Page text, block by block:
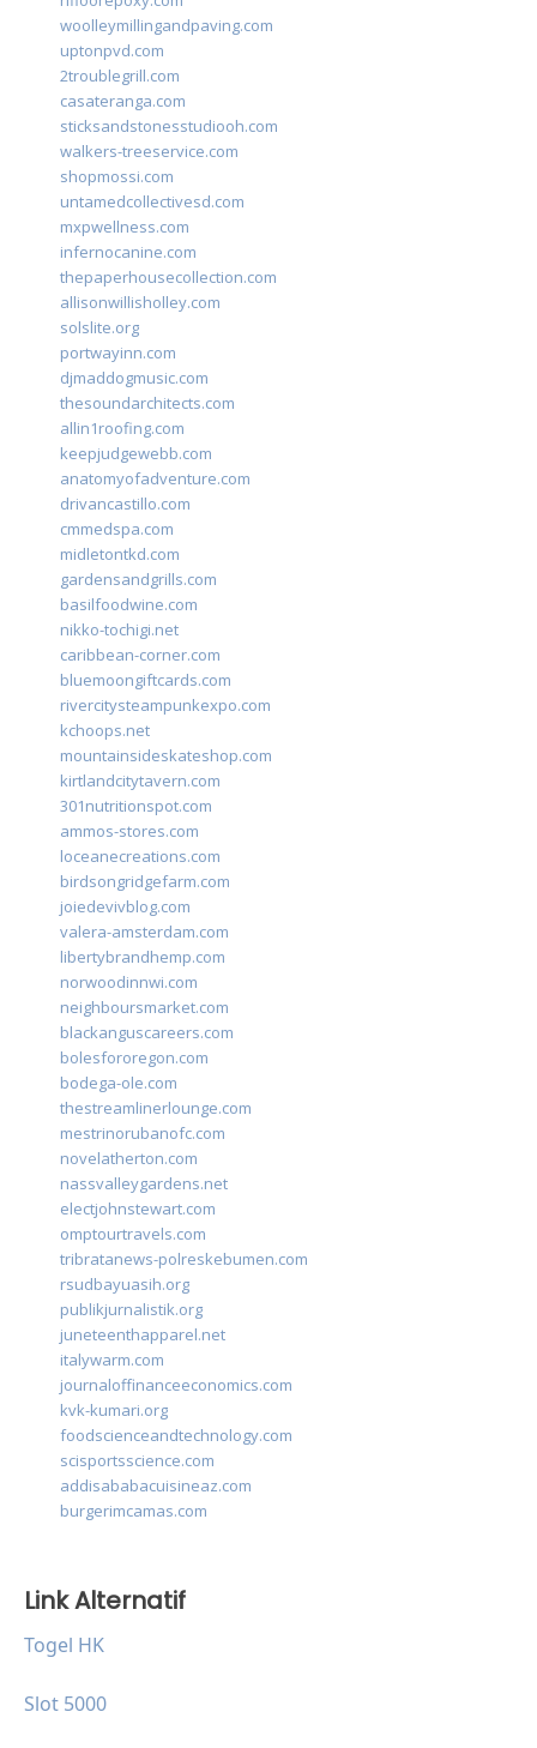
woolleymillingandpaving.com
uptonpvd.com
2troublegrill.com
casateranga.com
sticksandstonesstudiooh.com
walkers-treeservice.com
shopmossi.com
untamedcollectivesd.com
mxpwellness.com
infernocanine.com
thepaperhousecollection.com
allisonwillisholley.com
solslite.org
portwayinn.com
djmaddogmusic.com
thesoundarchitects.com
allin1roofing.com
keepjudgewebb.com
anatomyofadventure.com
drivancastillo.com
cmmedspa.com
midletontkd.com
gardensandgrills.com
basilfoodwine.com
nikko-tochigi.net
caribbean-corner.com
bluemoongiftcards.com
rivercitysteampunkexpo.com
kchoops.net
mountainsideskateshop.com
kirtlandcitytavern.com
301nutritionspot.com
ammos-stores.com
loceanecreations.com
birdsongridgefarm.com
joiedevivblog.com
valera-amsterdam.com
libertybrandhemp.com
norwoodinnwi.com
neighboursmarket.com
blackanguscareers.com
bolesfororegon.com
bodega-ole.com
thestreamlinerlounge.com
mestrinorubanofc.com
novelatherton.com
nassvalleygardens.net
electjohnstewart.com
omptourtravels.com
tribratanews-polreskebumen.com
rsudbayuasih.org
publikjurnalistik.org
juneteenthapparel.net
italywarm.com
journaloffinanceeconomics.com
kvk-kumari.org
foodscienceandtechnology.com
scisportsscience.com
addisababacuisineaz.com
burgerimcamas.com
Link Alternatif
Togel HK
Slot 5000